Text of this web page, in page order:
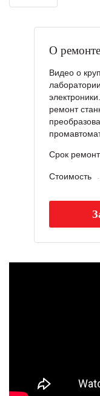
О ремонте
Видео о
ремонт
Срок
Стоимость